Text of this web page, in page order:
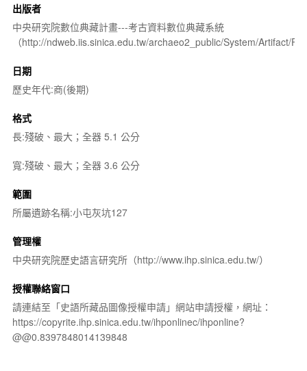
出版者
中央研究院數位典藏計畫---考古資料數位典藏系統
（http://ndweb.iis.sinica.edu.tw/archaeo2_public/System/Artifact/
日期
歷史年代:商(後期)
格式
長:殘破、最大；全器 5.1 公分
寬:殘破、最大；全器 3.6 公分
範圍
所屬遺跡名稱:小屯灰坑127
管理權
中央研究院歷史語言研究所（http://www.ihp.sinica.edu.tw/）
授權聯絡窗口
請連結至「史語所藏品圖像授權申請」網站申請授權，網址：
https://copyrite.ihp.sinica.edu.tw/ihponlinec/ihponline?
@@0.8397848014139848